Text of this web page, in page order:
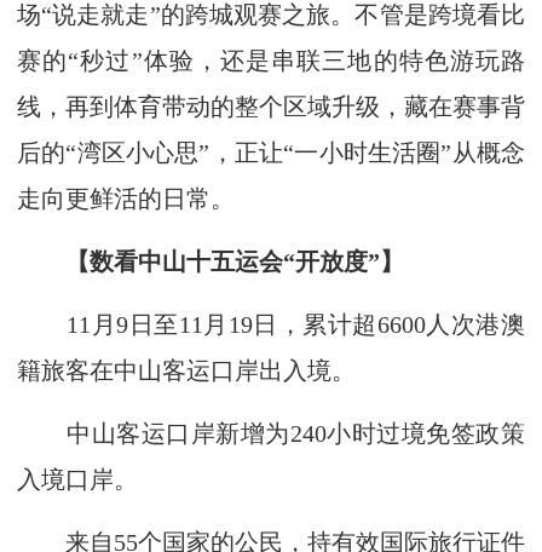
场“说走就走”的跨城观赛之旅。不管是跨境看比
赛的“秒过”体验，还是串联三地的特色游玩路
线，再到体育带动的整个区域升级，藏在赛事背
后的“湾区小心思”，正让“一小时生活圈”从概念
走向更鲜活的日常。
【数看中山十五运会“开放度”】
11月9日至11月19日，累计超6600人次港澳
籍旅客在中山客运口岸出入境。
中山客运口岸新增为240小时过境免签政策
入境口岸。
来自55个国家的公民，持有效国际旅行证件